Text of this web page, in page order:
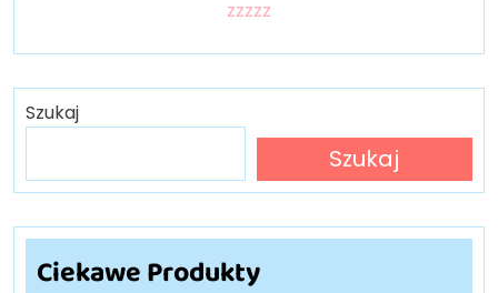
zzzzz
Szukaj
Szukaj
Ciekawe Produkty